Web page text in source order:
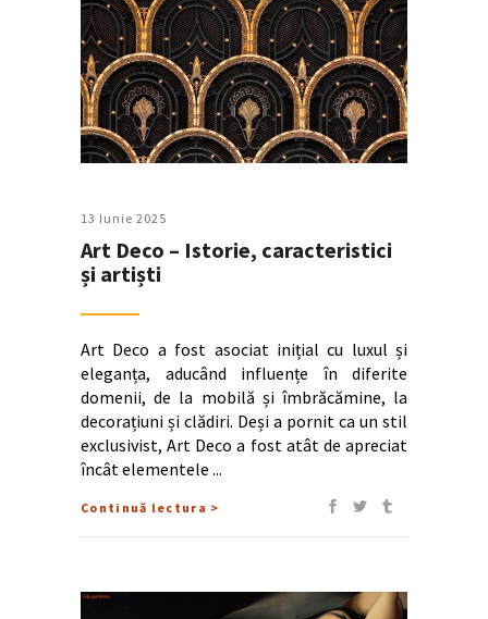
13 Iunie 2025
Art Deco – Istorie, caracteristici
și artiști
Art Deco a fost asociat inițial cu luxul și
eleganța, aducând influențe în diferite
domenii, de la mobilă și îmbrăcămine, la
decorațiuni și clădiri. Deși a pornit ca un stil
exclusivist, Art Deco a fost atât de apreciat
încât elementele
Continuă lectura >